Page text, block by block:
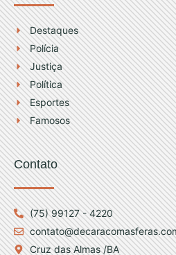
Destaques
Polícia
Justiça
Política
Esportes
Famosos
Contato
(75) 99127 - 4220
Cruz das Almas /BA